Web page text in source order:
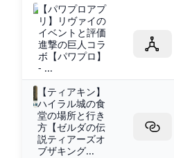
【パワプロアプ
リ】リヴァイの
イベントと評価
進撃の巨人コラ
ボ【パワプロ】
- ...
【ティアキン】
ハイラル城の食
堂の場所と行き
方【ゼルダの伝
説ティアーズオ
ブザキング...